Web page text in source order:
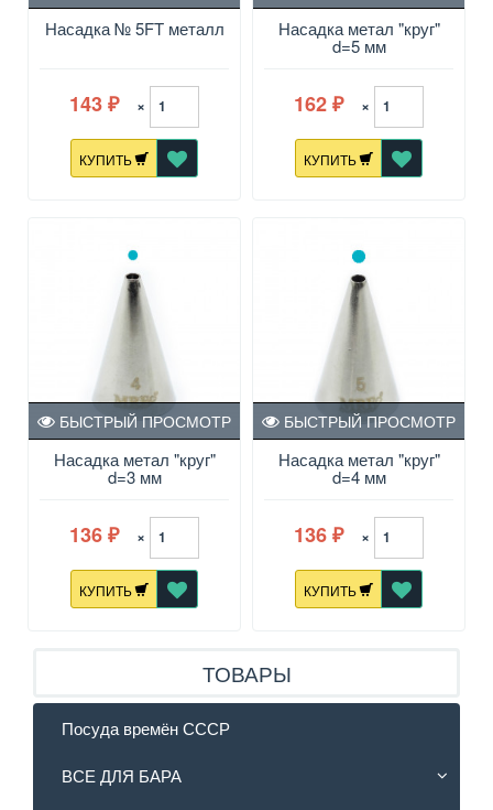
Насадка № 5FT металл
143 ₽ ×
КУПИТЬ
Насадка метал "круг"
d=5 мм
162 ₽ ×
КУПИТЬ
Насадка метал "круг"
d=3 мм
БЫСТРЫЙ ПРОСМОТР
136 ₽ ×
КУПИТЬ
Насадка метал "круг"
d=4 мм
БЫСТРЫЙ ПРОСМОТР
136 ₽ ×
КУПИТЬ
ТОВАРЫ
Посуда времён СССР
ВСЕ ДЛЯ БАРА